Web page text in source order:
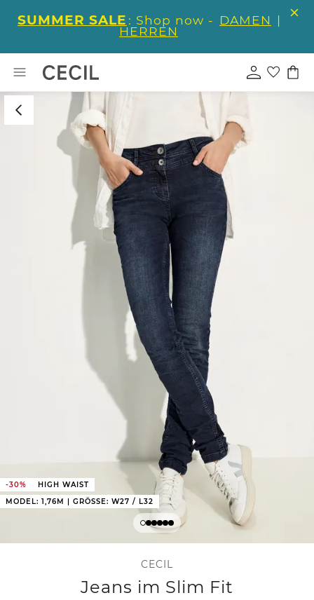
SUMMER SALE : Shop now - DAMEN |
HERREN
-30%
HIGH WAIST
MODEL: 1,76M | GRÖSSE: W27 / L32
CECIL
Jeans im Slim Fit